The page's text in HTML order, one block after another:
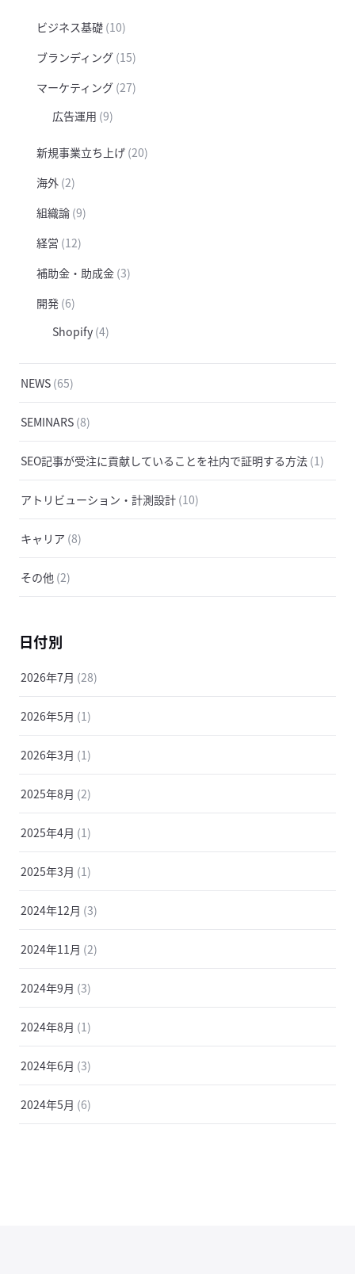
ビジネス基礎 (10)
ブランディング (15)
マーケティング (27)
広告運用 (9)
新規事業立ち上げ (20)
海外 (2)
組織論 (9)
経営 (12)
補助金・助成金 (3)
開発 (6)
Shopify (4)
NEWS (65)
SEMINARS (8)
SEO記事が受注に貢献していることを社内で証明する方法 (1)
アトリビューション・計測設計 (10)
キャリア (8)
その他 (2)
日付別
2026年7月 (28)
2026年5月 (1)
2026年3月 (1)
2025年8月 (2)
2025年4月 (1)
2025年3月 (1)
2024年12月 (3)
2024年11月 (2)
2024年9月 (3)
2024年8月 (1)
2024年6月 (3)
2024年5月 (6)